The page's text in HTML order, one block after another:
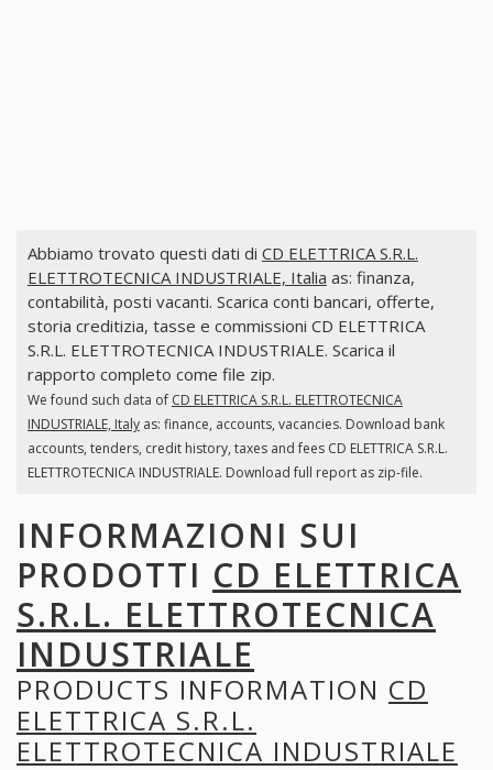
Abbiamo trovato questi dati di CD ELETTRICA S.R.L.
ELETTROTECNICA INDUSTRIALE, Italia as: finanza,
contabilità, posti vacanti. Scarica conti bancari, offerte,
storia creditizia, tasse e commissioni CD ELETTRICA
S.R.L. ELETTROTECNICA INDUSTRIALE. Scarica il
rapporto completo come file zip.
We found such data of CD ELETTRICA S.R.L. ELETTROTECNICA
INDUSTRIALE, Italyas: finance, accounts, vacancies. Download bank
accounts, tenders, credit history, taxes and fees CD ELETTRICA S.R.L.
ELETTROTECNICA INDUSTRIALE. Download full report as zip-file.
INFORMAZIONI SUI
PRODOTTI CD ELETTRICA
S.R.L. ELETTROTECNICA
INDUSTRIALE
PRODUCTS INFORMATION CD
ELETTRICA S.R.L.
ELETTROTECNICA INDUSTRIALE